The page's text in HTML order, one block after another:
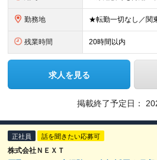
勤務地
残業時間 20時間以内
求人を見る
掲載終了予定日：
正社員 話を聞きたい応募可
株式会社ＮＥＸＴ